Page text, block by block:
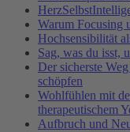
Warum Focusing
Hochsensibilität
Sag, was du isst,
Der sicherste
schöpfen
Wohlfühlen mit
therapeutischem
Aufbruch und